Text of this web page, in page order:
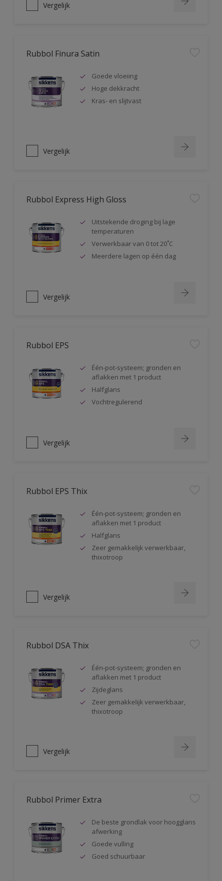
Vergelijk
Rubbol Finura Satin
Goede vloeiing
Hoge dekkracht
Kras- en slijtvast
Vergelijk
Rubbol Express High Gloss
Uitstekende droging bij lage
temperaturen
Verwerkbaar van 0 tot 20˚C
Meerdere lagen op één dag
Vergelijk
Rubbol EPS
Één-pot-systeem; gronden en
aflakken met 1 product
Halfglans
Vochtregulerend
Vergelijk
Rubbol EPS Thix
Één-pot-systeem; gronden en
aflakken met 1 product
Halfglans
Zeer gemakkelijk verwerkbaar,
thixotroop
Vergelijk
Rubbol DSA Thix
Één-pot-systeem; gronden en
aflakken met 1 product
Zijdeglans
Zeer gemakkelijk verwerkbaar,
thixotroop
Vergelijk
Rubbol Primer Extra
De beste grondlak voor hoogglans
afwerking
Goede vulling
Goed schuurbaar